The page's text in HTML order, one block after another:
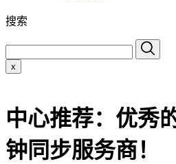
搜索
x
中心推荐：优秀
钟同步服务商！